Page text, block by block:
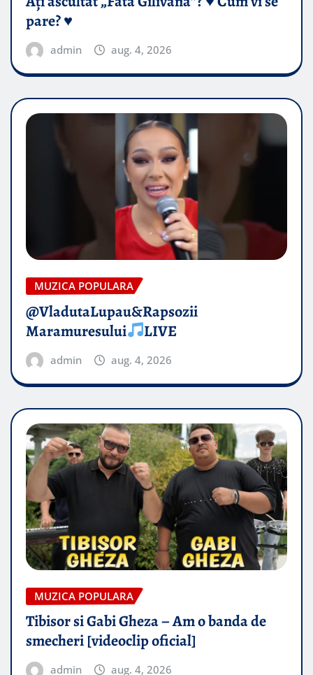
pare? ♥️
admin aug. 4, 2026
MUZICA POPULARA
@VladutaLupau&Rapsozii
Maramuresului
LIVE
admin aug. 4, 2026
MUZICA POPULARA
Tibisor si Gabi Gheza – Am o banda de
smecheri [videoclip oficial]
admin aug. 4, 2026